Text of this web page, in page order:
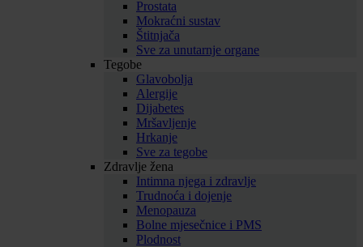
Prostata
Mokraćni sustav
Štitnjača
Sve za unutarnje organe
Tegobe
Glavobolja
Alergije
Dijabetes
Mršavljenje
Hrkanje
Sve za tegobe
Zdravlje žena
Intimna njega i zdravlje
Trudnoća i dojenje
Menopauza
Bolne mjesečnice i PMS
Plodnost